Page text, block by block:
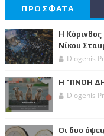
ΠΡΟΣΦΑΤΑ
Η
Νίκου
Diogenis
Η "ΠΝΟΗ
Diogenis
Οι δυο